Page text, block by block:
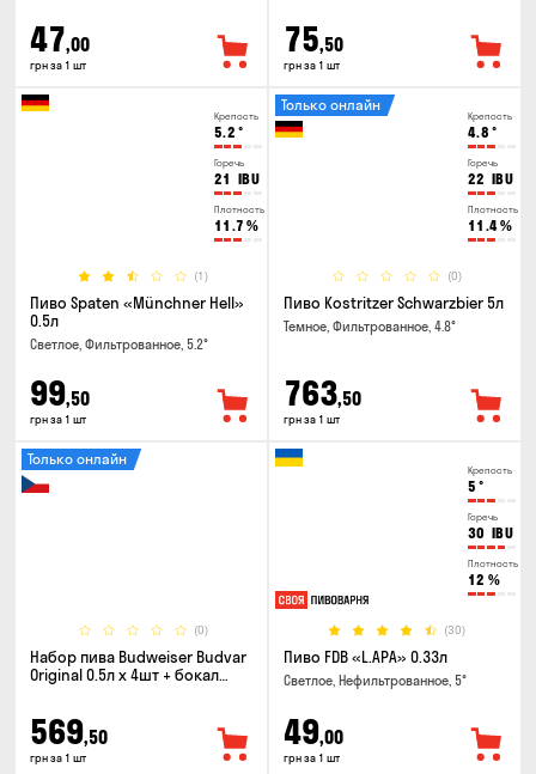
47,00
грн за 1 шт
75,50
грн за 1 шт
Крепость
5.2 °
Горечь
21 IBU
Плотность
11.7 %
(1)
Пиво Spaten «Münchner Hell»
0.5л
Светлое, Фильтрованное, 5.2°
99,50
грн за 1 шт
Крепость
4.8 °
Горечь
22 IBU
Плотность
11.4%
(0)
Только онлайн
Пиво Kostritzer Schwarzbier 5л
Темное, Фильтрованное, 4.8°
763,50
грн за 1 шт
(0)
Только онлайн
Набор пива Budweiser Budvar
Original 0.5л х 4шт + бокал
569,50
грн за 1 шт
Крепость
5 °
Горечь
30 IBU
Плотность
12 %
(30)
Пиво FDB «L.APA» 0.33л
Светлое, Нефильтрованное, 5°
49,00
грн за 1 шт